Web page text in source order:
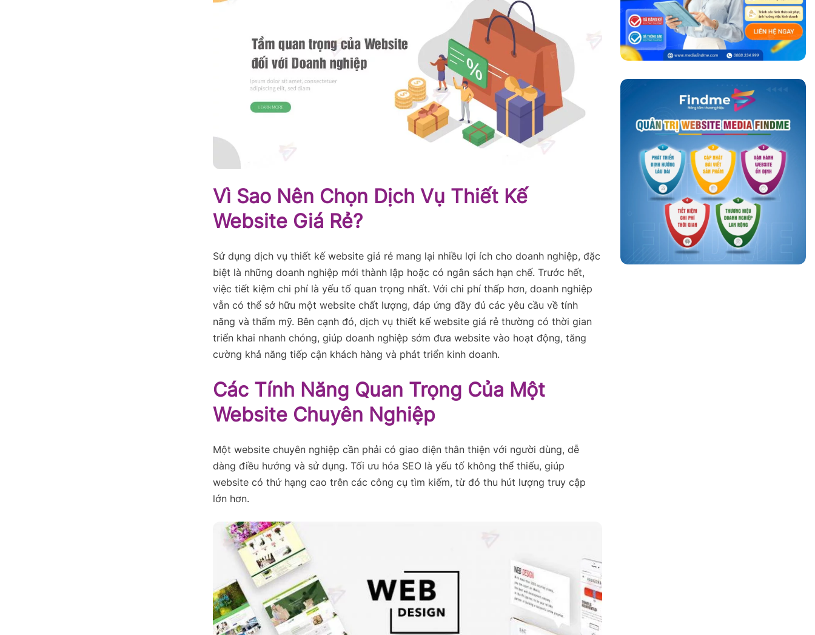
Vì Sao Nên Chọn Dịch Vụ Thiết Kế
Website Giá Rẻ?
Sử dụng dịch vụ thiết kế website giá rẻ mang lại nhiều lợi ích cho doanh nghiệp, đặc
biệt là những doanh nghiệp mới thành lập hoặc có ngân sách hạn chế. Trước hết,
việc tiết kiệm chi phí là yếu tố quan trọng nhất. Với chi phí thấp hơn, doanh nghiệp
vẫn có thể sở hữu một website chất lượng, đáp ứng đầy đủ các yêu cầu về tính
năng và thẩm mỹ. Bên cạnh đó, dịch vụ thiết kế website giá rẻ thường có thời gian
triển khai nhanh chóng, giúp doanh nghiệp sớm đưa website vào hoạt động, tăng
cường khả năng tiếp cận khách hàng và phát triển kinh doanh.
Các Tính Năng Quan Trọng Của Một
Website Chuyên Nghiệp
Một website chuyên nghiệp cần phải có giao diện thân thiện với người dùng, dễ
dàng điều hướng và sử dụng. Tối ưu hóa SEO là yếu tố không thể thiếu, giúp
website có thứ hạng cao trên các công cụ tìm kiếm, từ đó thu hút lượng truy cập
lớn hơn.